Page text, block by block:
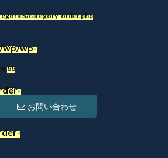
category-order.php
86
88
88
お問い合わせ
wp/wp-